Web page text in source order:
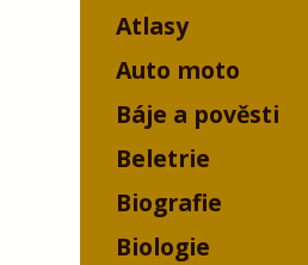
Atlasy
Auto moto
Báje a pověsti
Beletrie
Biografie
Biologie